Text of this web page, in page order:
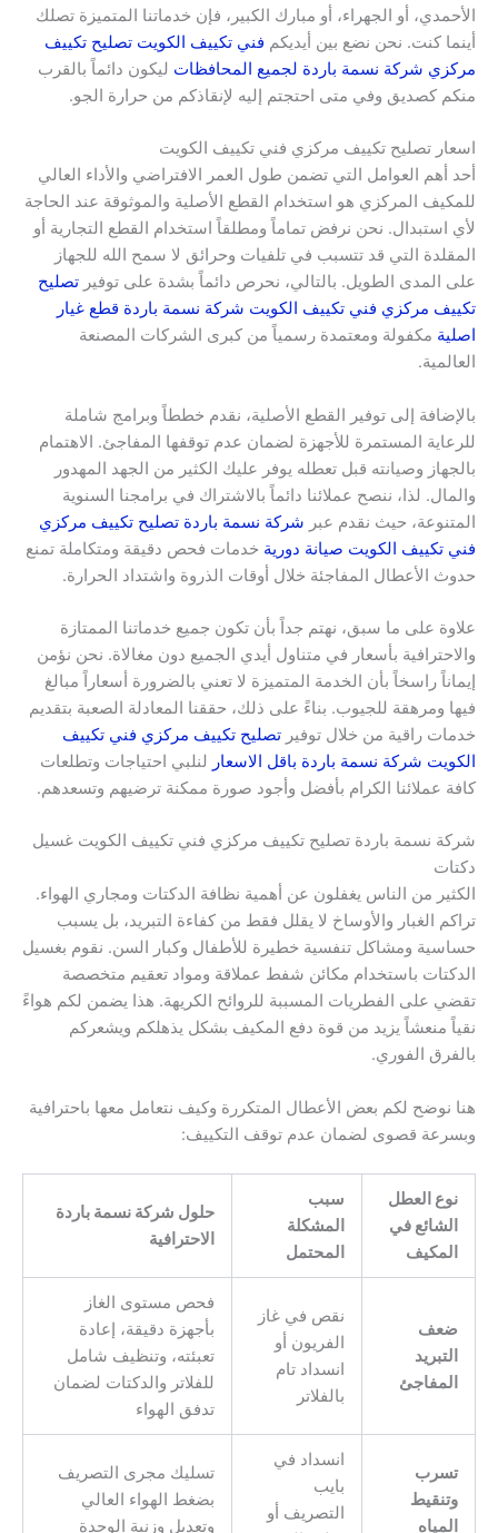
الأحمدي، أو الجهراء، أو مبارك الكبير، فإن خدماتنا المتميزة تصلك
أينما كنت. نحن نضع بين أيديكم فني تكييف الكويت تصليح تكييف
مركزي شركة نسمة باردة لجميع المحافظات ليكون دائماً بالقرب
منكم كصديق وفي متى احتجتم إليه لإنقاذكم من حرارة الجو.
اسعار تصليح تكييف مركزي فني تكييف الكويت
أحد أهم العوامل التي تضمن طول العمر الافتراضي والأداء العالي
للمكيف المركزي هو استخدام القطع الأصلية والموثوقة عند الحاجة
لأي استبدال. نحن نرفض تماماً ومطلقاً استخدام القطع التجارية أو
المقلدة التي قد تتسبب في تلفيات وحرائق لا سمح الله للجهاز
على المدى الطويل. بالتالي، نحرص دائماً بشدة على توفير تصليح
تكييف مركزي فني تكييف الكويت شركة نسمة باردة قطع غيار
اصلية مكفولة ومعتمدة رسمياً من كبرى الشركات المصنعة
العالمية.
بالإضافة إلى توفير القطع الأصلية، نقدم خططاً وبرامج شاملة
للرعاية المستمرة للأجهزة لضمان عدم توقفها المفاجئ. الاهتمام
بالجهاز وصيانته قبل تعطله يوفر عليك الكثير من الجهد المهدور
والمال. لذا، ننصح عملائنا دائماً بالاشتراك في برامجنا السنوية
المتنوعة، حيث نقدم عبر شركة نسمة باردة تصليح تكييف مركزي
فني تكييف الكويت صيانة دورية خدمات فحص دقيقة ومتكاملة تمنع
حدوث الأعطال المفاجئة خلال أوقات الذروة واشتداد الحرارة.
علاوة على ما سبق، نهتم جداً بأن تكون جميع خدماتنا الممتازة
والاحترافية بأسعار في متناول أيدي الجميع دون مغالاة. نحن نؤمن
إيماناً راسخاً بأن الخدمة المتميزة لا تعني بالضرورة أسعاراً مبالغ
فيها ومرهقة للجيوب. بناءً على ذلك، حققنا المعادلة الصعبة بتقديم
خدمات راقية من خلال توفير تصليح تكييف مركزي فني تكييف
الكويت شركة نسمة باردة باقل الاسعار لنلبي احتياجات وتطلعات
كافة عملائنا الكرام بأفضل وأجود صورة ممكنة ترضيهم وتسعدهم.
شركة نسمة باردة تصليح تكييف مركزي فني تكييف الكويت غسيل
دكتات
الكثير من الناس يغفلون عن أهمية نظافة الدكتات ومجاري الهواء.
تراكم الغبار والأوساخ لا يقلل فقط من كفاءة التبريد، بل يسبب
حساسية ومشاكل تنفسية خطيرة للأطفال وكبار السن. نقوم بغسيل
الدكتات باستخدام مكائن شفط عملاقة ومواد تعقيم متخصصة
تقضي على الفطريات المسببة للروائح الكريهة. هذا يضمن لكم هواءً
نقياً منعشاً يزيد من قوة دفع المكيف بشكل يذهلكم ويشعركم
بالفرق الفوري.
هنا نوضح لكم بعض الأعطال المتكررة وكيف نتعامل معها باحترافية
وبسرعة قصوى لضمان عدم توقف التكييف:
نوع العطل
الشائع في
المكيف
سبب
المشكلة
المحتمل
حلول شركة نسمة باردة
الاحترافية
ضعف
التبريد
المفاجئ
نقص في غاز
الفريون أو
انسداد تام
بالفلاتر
فحص مستوى الغاز
بأجهزة دقيقة، إعادة
تعبئته، وتنظيف شامل
للفلاتر والدكتات لضمان
تدفق الهواء
تسرب
وتنقيط
المياه
انسداد في
بايب
التصريف أو
تسليك مجرى التصريف
بضغط الهواء العالي
وتعديل وزنية الوحدة